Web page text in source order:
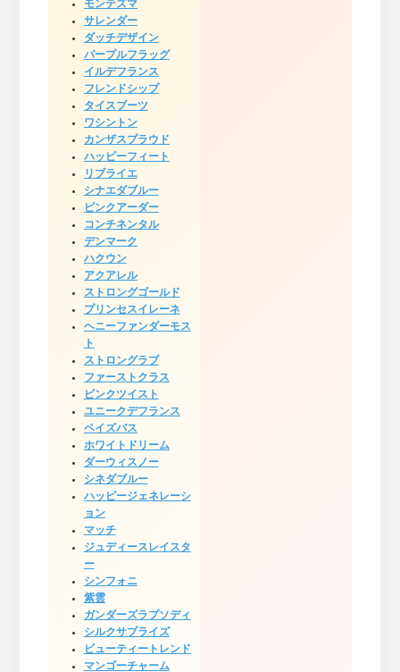
モンテズマ
サレンダー
ダッチデザイン
パープルフラッグ
イルデフランス
フレンドシップ
タイスブーツ
ワシントン
カンザスプラウド
ハッピーフィート
リブライエ
シナエダブルー
ピンクアーダー
コンチネンタル
デンマーク
ハクウン
アクアレル
ストロングゴールド
プリンセスイレーネ
ヘニーファンダーモス
ト
ストロングラブ
ファーストクラス
ピンクツイスト
ユニークデフランス
ペイズバス
ホワイトドリーム
ダーウィスノー
シネダブルー
ハッピージェネレーシ
ョン
マッチ
ジュディースレイスタ
ー
シンフォニ
紫雲
ガンダーズラプソディ
シルクサプライズ
ビューティートレンド
マンゴーチャーム